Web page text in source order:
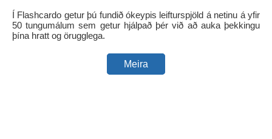
Í Flashcardo getur þú fundið ókeypis leifturspjöld á netinu á yfir
50 tungumálum sem getur hjálpað þér við að auka þekkingu
þína hratt og örugglega.
Meira